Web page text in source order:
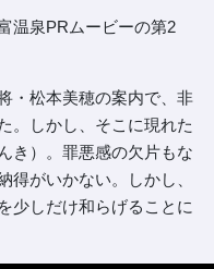
温泉PRムービーの第2
・松本美穂の案内で、非
。しかし、そこに現れた
き）。罪悪感の欠片もな
得がいかない。しかし、
少しだけ和らげることに